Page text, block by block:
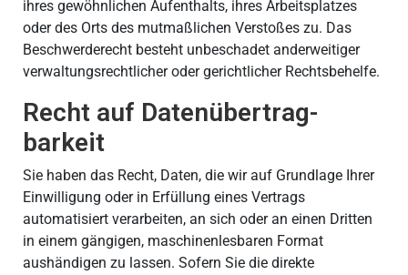
ihres gewöhnlichen Aufenthalts, ihres Arbeitsplatzes
oder des Orts des mutmaßlichen Verstoßes zu. Das
Beschwerderecht besteht unbeschadet anderweitiger
verwaltungsrechtlicher oder gerichtlicher Rechtsbehelfe.
Recht auf Daten­übertrag­
barkeit
Sie haben das Recht, Daten, die wir auf Grundlage Ihrer
Einwilligung oder in Erfüllung eines Vertrags
automatisiert verarbeiten, an sich oder an einen Dritten
in einem gängigen, maschinenlesbaren Format
aushändigen zu lassen. Sofern Sie die direkte